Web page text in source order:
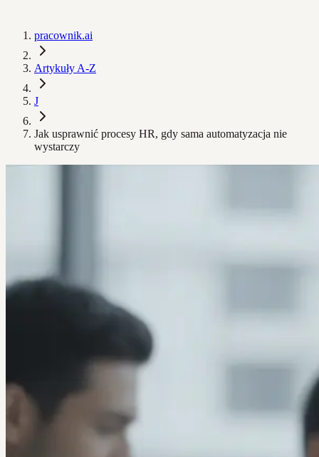
pracownik.ai
Artykuły A-Z
J
Jak usprawnić procesy HR, gdy sama automatyzacja nie
wystarczy